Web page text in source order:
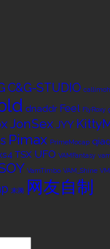
C&G-STUDIO
dnaddr Feel FlyRoxy
JonSex JYY
Pimax PrimeMocap
TSX UFO VAMFantasy
VamTimbo VAM_Shine
末漪 网友自制